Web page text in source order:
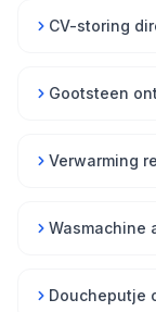
CV-storing
Gootsteen
Verwarming
Wasmachine
Doucheputje